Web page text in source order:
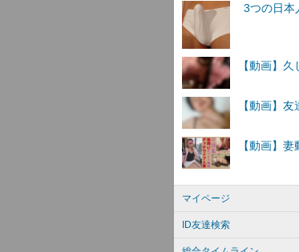
マイページ
ID友達検索